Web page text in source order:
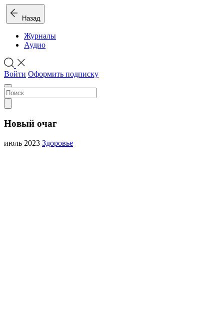
Назад
Журналы
Аудио
Войти Оформить подписку
Новый очаг
июль 2023 Здоровье